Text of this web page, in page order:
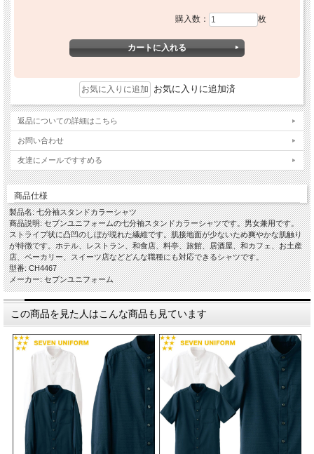
購入数： 枚
お気に入りに追加済
返品についての詳細はこちら
お問い合わせ
友達にメールですすめる
商品仕様
製品名: 七分袖スタンドカラーシャツ
商品説明: セブンユニフォームの七分袖スタンドカラーシャツです。男女兼用です。
ストライプ状に凸凹のしぼが現れた繊維です。肌接地面が少ないため爽やかな肌触り
が特徴です。ホテル、レストラン、和食店、料亭、旅館、居酒屋、和カフェ、お土産
店、ベーカリー、スイーツ店などどんな職種にも対応できるシャツです。
型番: CH4467
メーカー: セブンユニフォーム
この商品を見た人はこんな商品も見ています